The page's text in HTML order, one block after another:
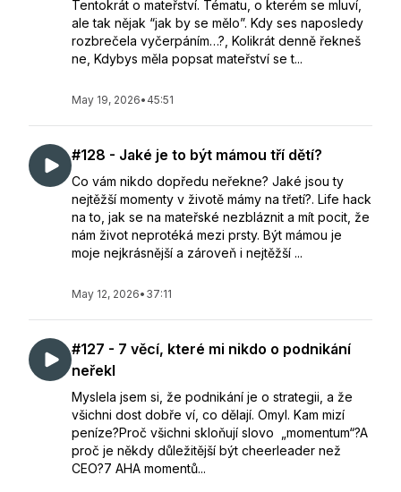
Tentokrát o mateřství. Tématu, o kterém se mluví,
ale tak nějak “jak by se mělo”. Kdy ses naposledy
rozbrečela vyčerpáním…?, Kolikrát denně řekneš
ne, Kdybys měla popsat mateřství se t...
May 19, 2026• 45:51
#128 - Jaké je to být mámou tří dětí?
Co vám nikdo dopředu neřekne? Jaké jsou ty
nejtěžší momenty v životě mámy na třetí?. Life hack
na to, jak se na mateřské nezbláznit a mít pocit, že
nám život neprotéká mezi prsty. Být mámou je
moje nejkrásnější a zároveň i nejtěžší ...
May 12, 2026• 37:11
#127 - 7 věcí, které mi nikdo o podnikání
neřekl
Myslela jsem si, že podnikání je o strategii, a že
všichni dost dobře ví, co dělají. Omyl. Kam mizí
peníze?Proč všichni skloňují slovo „momentum“?A
proč je někdy důležitější být cheerleader než
CEO?7 AHA momentů...